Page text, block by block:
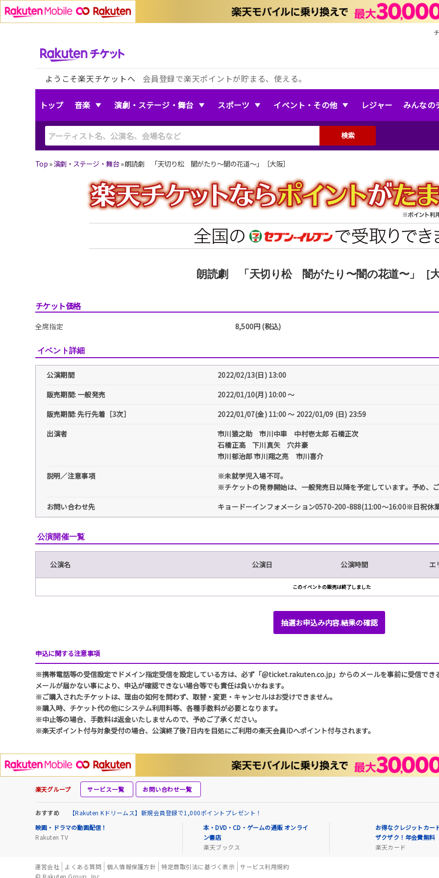
ようこそ楽天チケットへ 会員登録で楽天ポイントが貯まる、使える。
トップ 音楽 演劇・ステージ・舞台 スポーツ イベント・その他 レジャー みんなの
検索
Top »演劇・ステージ・舞台»朗読劇 「天切り松 闇がたり〜闇の花道〜」［大阪］
朗読劇 「天切り松 闇がたり〜闇の花道〜」［大
チケット価格
全席指定 8,500円 (税込)
イベント詳細
公演期間
2022/02/13(日) 13:00
販売期間: 一般発売
2022/01/10(月) 10:00 〜
販売期間: 先行先着［3次］
2022/01/07(金) 11:00 〜 2022/01/09 (日) 23:59
出演者
市川猿之助 市川中車 中村壱太郎 石橋正次
石橋正高 下川真矢 穴井豪
市川郁治郎 市川翔之亮 市川喜介
説明／注意事項
※未就学児入場不可。
※チケットの発券開始は、一般発売日以降を予定しています。予め、ご
お問い合わせ先
キョードーインフォメーション0570-200-888(11:00～16:00※日祝休
公演開催一覧
公演名 公演日 公演時間 エ
このイベントの販売は終了しました
抽選お申込み内容.結果の確認
申込に関する注意事項
※携帯電話等の受信設定でドメイン指定受信を設定している方は、必ず「@ticket.rakuten.co.jp」からのメールを事前に受信でき
メールが届かない事により、申込が確認できない場合等でも責任は負いかねます。
※ご購入されたチケットは、理由の如何を問わず、取替・変更・キャンセルはお受けできません。
※購入時、チケット代の他にシステム利用料等、各種手数料が必要となります。
※中止等の場合、手数料は返金いたしませんので、予めご了承ください。
※楽天ポイント付与対象受付の場合、公演終了後7日内を目処にご利用の楽天会員IDへポイント付与されます。
楽天グループ サービス一覧 お問い合わせ一覧
おすすめ
【Rakuten Kドリームス】新規会員登録で1,000ポイントプレゼント！
映画・ドラマの動画配信！
Rakuten TV
本・DVD・CD・ゲームの通販 オンライ
ン書店
楽天ブックス
お得なクレジットカー
ザクザク！年会費無料
楽天カード
運営会社 よくある質問 個人情報保護方針 特定商取引法に基づく表示
サービス利用規約
© Rakuten Group, Inc.